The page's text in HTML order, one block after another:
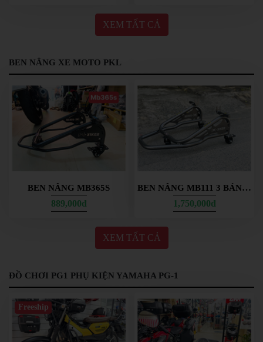
CHƠI
PHỤ
KIỆN
MBIKER
HCM
SẢN
BLOG
DẪN
MUA
HÀNG
XEM TẤT CẢ
BEN NÂNG XE MOTO PKL
BEN NÂNG MB365S
889,000đ
BEN NÂNG MB111 3 BÁNH M-BIKER
1,750,000đ
XEM TẤT CẢ
ĐỒ CHƠI PG1 PHỤ KIỆN YAMAHA PG-1
Freeship